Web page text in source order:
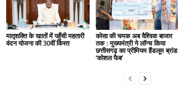
मातृशक्ति के खातों में पहुँची महतारी
वंदन योजना की 30वीं किस्त
कोसा की चमक अब वैश्विक बाजार
तक : मुख्यमंत्री ने लॉन्च किया
छत्तीसगढ़ का प्रीमियम हैंडलूम ब्रांड
‘कोशल फैब’